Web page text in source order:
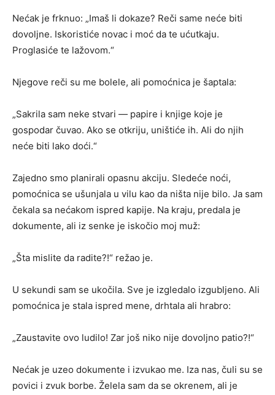
Nećak je frknuo: „Imaš li dokaze? Reči same neće biti
dovoljne. Iskoristiće novac i moć da te ućutkaju.
Proglasiće te lažovom.“
Njegove reči su me bolele, ali pomoćnica je šaptala:
„Sakrila sam neke stvari — papire i knjige koje je
gospodar čuvao. Ako se otkriju, uništiće ih. Ali do njih
neće biti lako doći.“
Zajedno smo planirali opasnu akciju. Sledeće noći,
pomoćnica se ušunjala u vilu kao da ništa nije bilo. Ja sam
čekala sa nećakom ispred kapije. Na kraju, predala je
dokumente, ali iz senke je iskočio moj muž:
„Šta mislite da radite?!“ režao je.
U sekundi sam se ukočila. Sve je izgledalo izgubljeno. Ali
pomoćnica je stala ispred mene, drhtala ali hrabro:
„Zaustavite ovo ludilo! Zar još niko nije dovoljno patio?!“
Nećak je uzeo dokumente i izvukao me. Iza nas, čuli su se
povici i zvuk borbe. Želela sam da se okrenem, ali je